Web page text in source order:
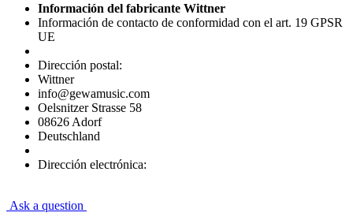
Información del fabricante Wittner
Información de contacto de conformidad con el art. 19 GPSR
UE
Dirección postal:
Wittner
info@gewamusic.com
Oelsnitzer Strasse 58
08626 Adorf
Deutschland
Dirección electrónica:
Ask a question